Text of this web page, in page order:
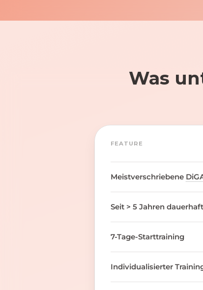
Was
FEATURE
Meistverschriebene
Seit > 5 Jahren
7-Tage-Starttraining
Individualisierter